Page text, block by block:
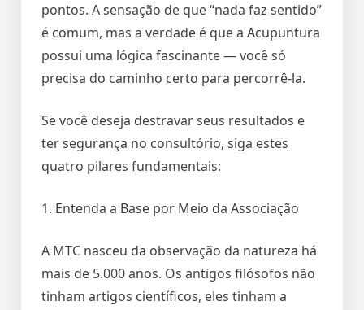
pontos. A sensação de que “nada faz sentido”
é comum, mas a verdade é que a Acupuntura
possui uma lógica fascinante — você só
precisa do caminho certo para percorrê-la.
Se você deseja destravar seus resultados e
ter segurança no consultório, siga estes
quatro pilares fundamentais:
1. Entenda a Base por Meio da Associação
A MTC nasceu da observação da natureza há
mais de 5.000 anos. Os antigos filósofos não
tinham artigos científicos, eles tinham a